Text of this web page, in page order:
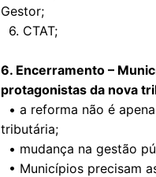
Gestor;
6. CTAT;
6. Encerramento –
protagonistas da nova
• a reforma não é
tributária;
• mudança na gestão
• Municípios precisam